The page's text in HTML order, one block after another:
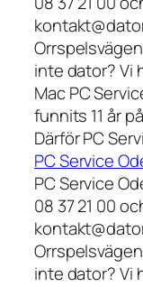
inte dator? Vi
Mac PC
funnits 11 år
Därför PC
PC Service
PC Service
08 37 21 00
inte dator? Vi